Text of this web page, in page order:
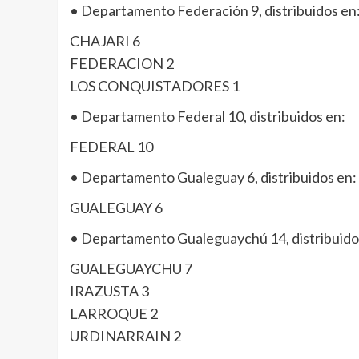
• Departamento Federación 9, distribuidos en:
CHAJARI 6
FEDERACION 2
LOS CONQUISTADORES 1
• Departamento Federal 10, distribuidos en:
FEDERAL 10
• Departamento Gualeguay 6, distribuidos en:
GUALEGUAY 6
• Departamento Gualeguaychú 14,
GUALEGUAYCHU 7
IRAZUSTA 3
LARROQUE 2
URDINARRAIN 2